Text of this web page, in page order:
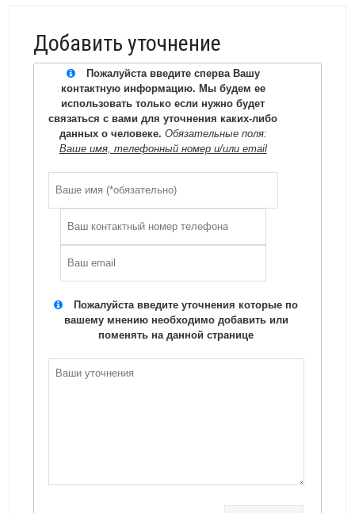
Добавить уточнение
Пожалуйста введите сперва Вашу
контактную информацию. Мы будем ее
использовать только если нужно будет
связаться с вами для уточнения каких-либо
данных о человеке. Обязательные поля:
Ваше имя, телефонный номер и/или email
Пожалуйста введите уточнения которые по
вашему мнению необходимо добавить или
поменять на данной странице